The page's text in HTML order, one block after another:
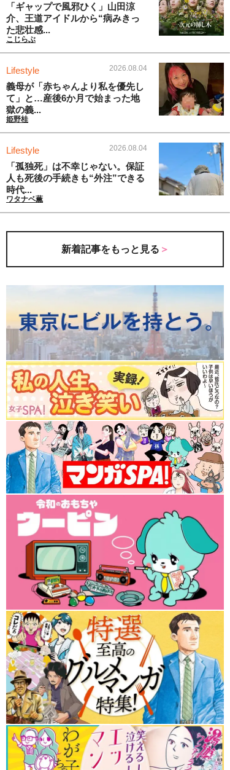
「ギャップで風邪ひく」山田涼
介、王道アイドルから“病みきっ
た悲壮感...
こじらぶ
Lifestyle 2026.08.04
義母が「赤ちゃんより私を優先し
て」と…産後6か月で始まった地
獄の義...
姫野桂
Lifestyle 2026.08.04
「孤独死」は不幸じゃない。保証
人も死後の手続きも“外注”できる
時代...
ワタナベ薫
新着記事をもっと見る